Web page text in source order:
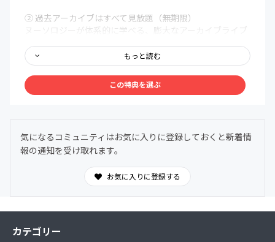
② 過去アーカイブはすべて見放題（無期限）
ヌーソロジーが体系的に学べる、膨大なアーカイブライブ
も、どこでも、自分の好きなタイミングでアクセスできま
す。
③ メンバー限定Discordコミュニティ
わからないことは気軽に質問OK。日常的に気づきや学び
を共有できます。
もっと読む
この特典を選ぶ
気になるコミュニティはお気に入りに登録しておくと新着情
報の通知を受け取れます。
お気に入りに登録する
カテゴリー